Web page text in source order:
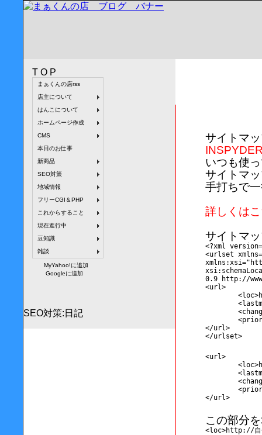
TOP
まぁくんの店rss
店主について
はんこについて
ホームページ作成
CMS
本日のお仕事
新商品
SEO対策
地域情報
フリーCGI＆PHP
これからすること
現在進行中
豆知識
雑談
MyYahoo!に追加
Googleに追加
SEO対策: 日記
サイトマ
いつも使
サイトマ
手打ちで
詳しくは
サイトマ
<?xml
<urlset
0.9 http://
<url>
</url>
</urlset>
<url>
</url>
この部分
<loc>http://自